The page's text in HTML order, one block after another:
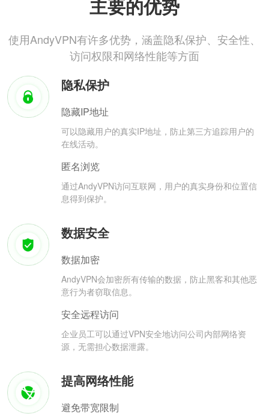
主要的优势
使用AndyVPN有许多优势，涵盖隐私保护、安全性、
访问权限和网络性能等方面
隐私保护
隐藏IP地址
可以隐藏用户的真实IP地址，防止第三方追踪用户的
在线活动。
匿名浏览
通过AndyVPN访问互联网，用户的真实身份和位置信
息得到保护。
数据安全
数据加密
AndyVPN会加密所有传输的数据，防止黑客和其他恶
意行为者窃取信息。
安全远程访问
企业员工可以通过VPN安全地访问公司内部网络资
源，无需担心数据泄露。
提高网络性能
避免带宽限制